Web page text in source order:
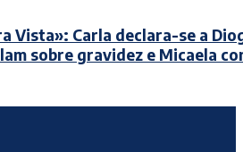
Vista»: Carla declara-se a
sobre gravidez e Micaela